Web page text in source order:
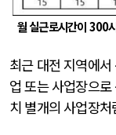
월 실근로시간이300
최근 대전 지역에서
업 또는 사업장으
치 별개의 사업장